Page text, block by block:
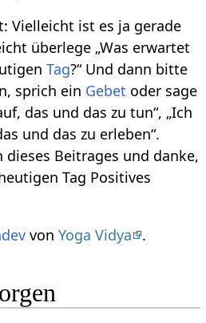
Vielleicht ist es ja gerade
überlege „Was erwartet
Tag?“ Und dann bitte
sprich ein Gebet oder sage
das und das zu tun“, „Ich
und das zu erleben“.
dieses Beitrages und danke,
Tag Positives
vonYoga Vidya .